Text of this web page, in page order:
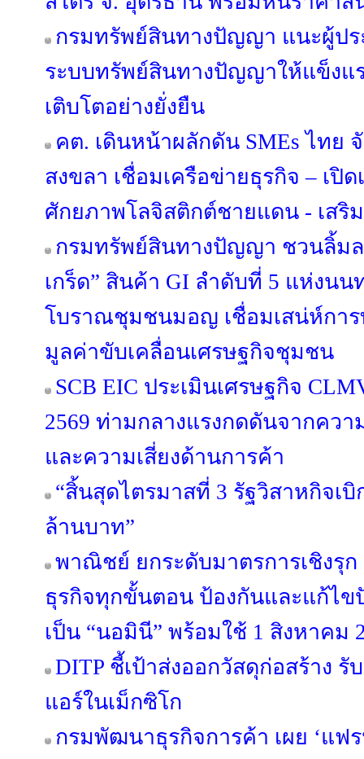
กรมทรัพย์สินทางปัญญา แนะผู้ปร
ระบบทรัพย์สินทางปัญญาให้แข็งแ
เติบโตอย่างยั่งยืน
คต. เดินหน้าผลักดัน SMEs ไทย
สงขลา เชื่อมเครือข่ายธุรกิจ – เปิ
ศักยภาพโลจิสติกต์ชายแดน - เสริ
กรมทรัพย์สินทางปัญญา ชวนลิ้มล
เกร็ด” สินค้า GI ลำดับที่ 5 แห่งน
โบราณชุมชนมอญ เชื่อมเสน่ห์การท่
มูลค่าขับเคลื่อนเศรษฐกิจชุมชน
SCB EIC ประเมินเศรษฐกิจ
2569 ท่ามกลางแรงกดดันจากคว
และความเสี่ยงด้านการค้า
“สิ้นสุดไตรมาสที่ 3 รัฐวิสาหกิจเ
ล้านบาท”
พาณิชย์ ยกระดับมาตรการเชิงรุก
ธุรกิจทุกขั้นตอน ป้องกันและแก้ไ
เป็น “นอมินี” พร้อมใช้ 1 สิงหาคม
DITP ชี้เป้าส่งออกวัสดุก่อสร้าง
แอร์ในเม็กซิโก
กรมพัฒนาธุรกิจการค้า เผย ‘แฟ